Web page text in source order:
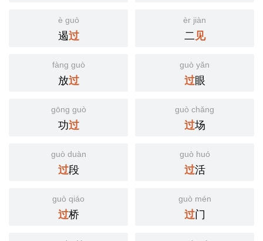
è guò
遏过
èr jiàn
二见
fàng guò
放过
guò yǎn
过眼
gōng guò
功过
guò chǎng
过场
guò duàn
过段
guò huó
过活
guò qiáo
过桥
guò mén
过门